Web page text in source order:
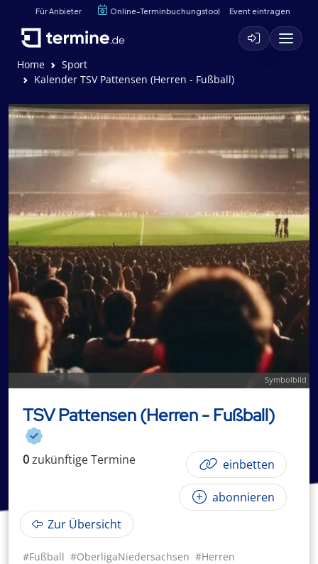
Für Anbieter Online-Terminbuchungstool Event eintragen
Home
Sport
Kalender TSV Pattensen (Herren - Fußball)
Symbolbild
TSV Pattensen (Herren - Fußball)
0zukünftigeTermine einbetten
abonnieren
Zur Übersicht
#Fußball #OberligaNiedersachsen #Herren